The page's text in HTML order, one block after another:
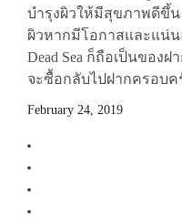
บำรุงผิวให้มีสุขภาพดีขึ้
ผิวหากมีโอกาสและแน่
Dead Sea ก็ถือเป็นของ
จะซื้อกลับไปฝากครอบ
February 24, 2019